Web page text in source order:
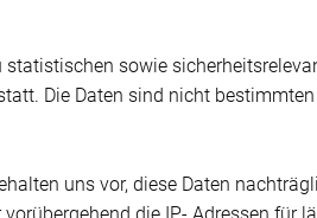
sowie
Die Daten sind nicht
uns vor, diese Daten